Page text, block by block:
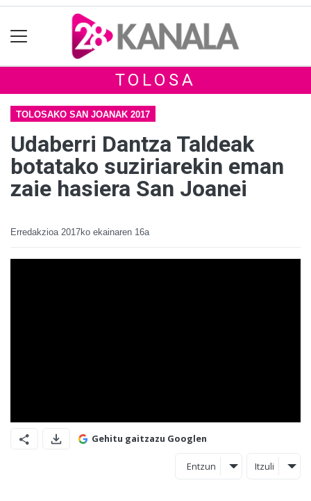
TOLOSA
TOLOSAKO SAN JOANAK 2017
Udaberri Dantza Taldeak
botatako suziriarekin eman
zaie hasiera San Joanei
Erredakzioa 2017ko ekainaren 16a
Gehitu gaitzazu Googlen
Entzun Itzuli